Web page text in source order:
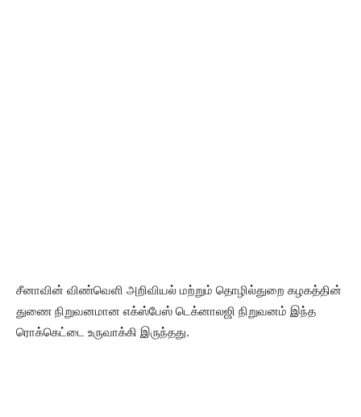
சீனாவின் விண்வெளி அறிவியல் மற்றும் தொழில்துறை கழகத்தின்
துணை நிறுவனமான எக்ஸ்பேஸ் டெக்னாலஜி நிறுவனம் இந்த
ரொக்கெட்டை உருவாக்கி இருந்தது.